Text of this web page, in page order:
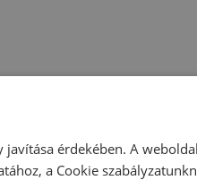
javítása érdekében. A
a Cookie